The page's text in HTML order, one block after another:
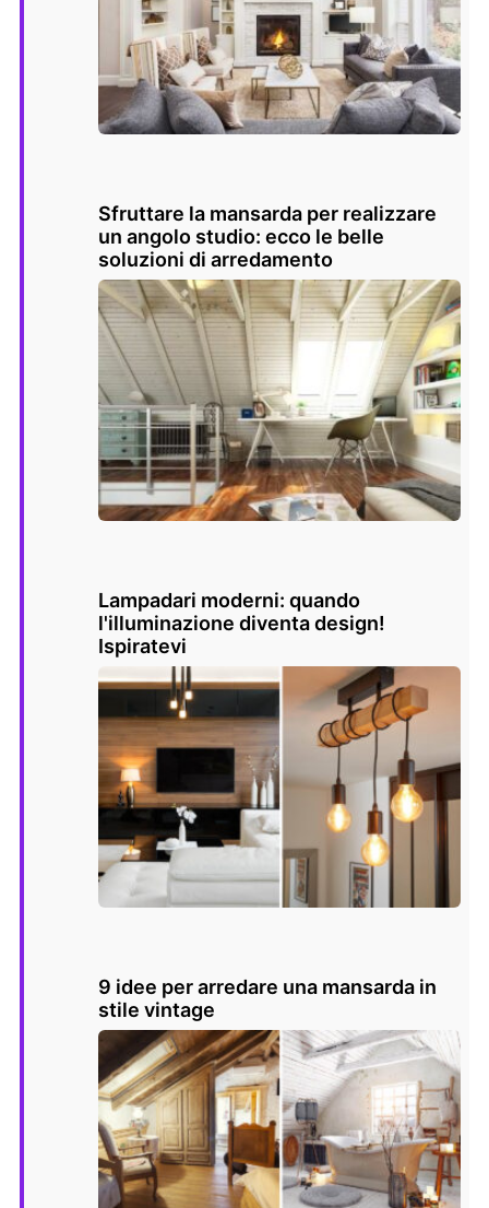
Sfruttare la mansarda per realizzare
un angolo studio: ecco le belle
soluzioni di arredamento
Lampadari moderni: quando
l'illuminazione diventa design!
Ispiratevi
9 idee per arredare una mansarda in
stile vintage